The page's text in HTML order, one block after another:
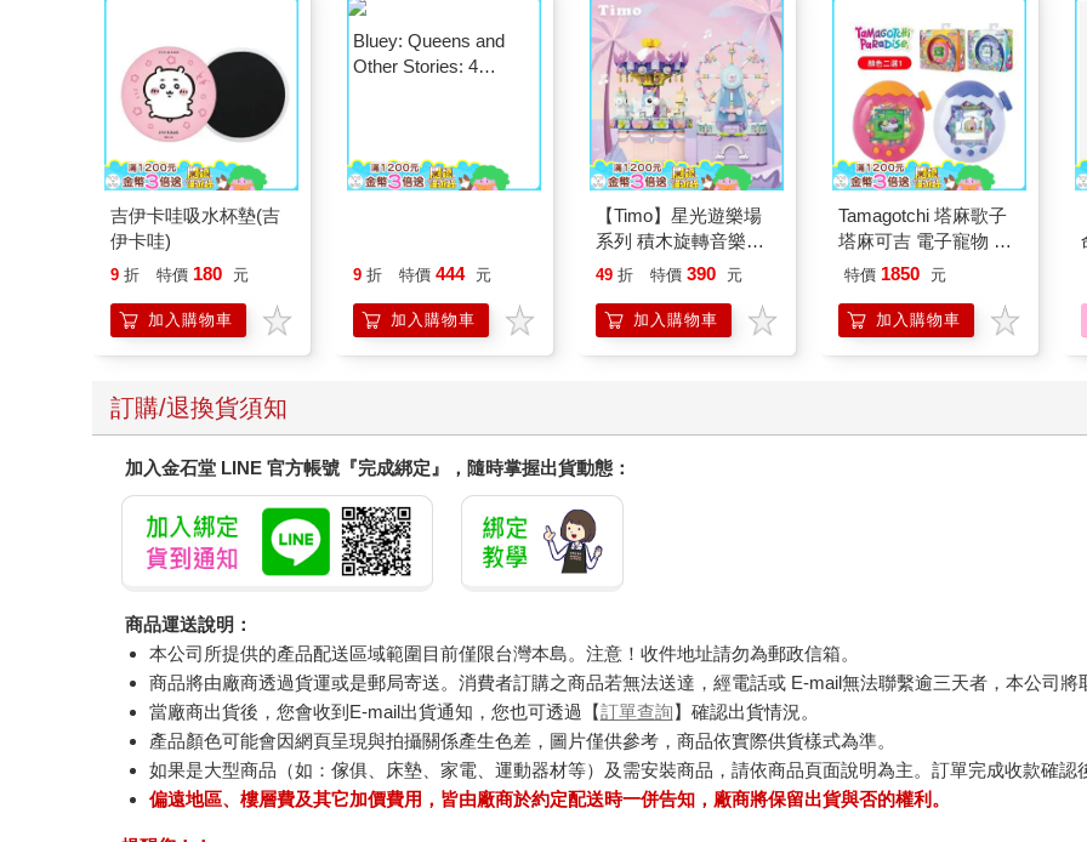
吉伊卡哇吸水杯墊(吉
伊卡哇)
9 折 特價 180 元
加入購物車
Bluey: Queens and
Other Stories: 4
9 折 特價 444 元
加入購物車
【Timo】星光遊樂場
系列 積木旋轉音樂盒
禮物
49 折 特價 390 元
加入購物車
Tamagotchi 塔麻歌子
塔麻可吉 電子寵物 樂
園系列（熱帶橙果／極
特價 1850 元
加入購物車
訂購/退換貨須知
加入金石堂 LINE 官方帳號『完成綁定』，隨時掌握出貨動態：
商品運送說明：
本公司所提供的產品配送區域範圍目前僅限台灣本島。注意！收件地址請勿為郵政信箱。
商品將由廠商透過貨運或是郵局寄送。消費者訂購之商品若無法送達，經電話或 E-mail無法聯繫逾三天者，本公司
當廠商出貨後，您會收到E-mail出貨通知，您也可透過【訂單查詢】確認出貨情況。
產品顏色可能會因網頁呈現與拍攝關係產生色差，圖片僅供參考，商品依實際供貨樣式為準。
如果是大型商品（如：傢俱、床墊、家電、運動器材等）及需安裝商品，請依商品頁面說明為主。訂單完成收款確
偏遠地區、樓層費及其它加價費用，皆由廠商於約定配送時一併告知，廠商將保留出貨與否的權利。